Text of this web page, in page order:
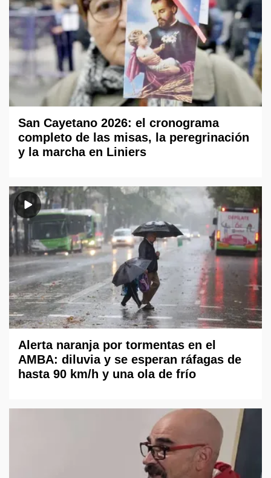
San Cayetano 2026: el cronograma
completo de las misas, la peregrinación
y la marcha en Liniers
Alerta naranja por tormentas en el
AMBA: diluvia y se esperan ráfagas de
hasta 90 km/h y una ola de frío